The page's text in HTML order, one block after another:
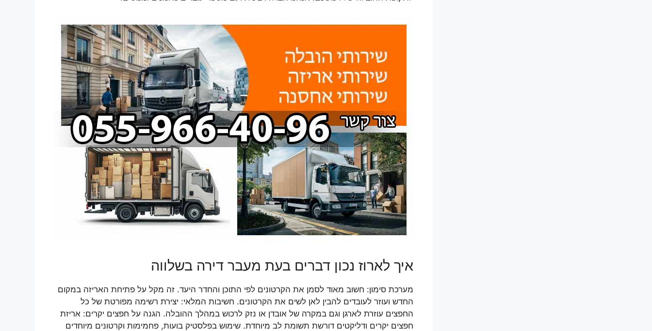
איך לארוז נכון דברים בעת מעבר דירה בשלווה
מערכת סימון: חשוב מאוד לסמן את הקרטונים לפי התוכן והחדר היעד. זה מקל על פתיחת האריזה במקום
החדש ועוזר לעובדים להבין לאן לשים את הקרטונים. חשיבות המלאי: יצירת רשימה מפורטת של כל
החפצים עוזרת לארגן וגם במקרה של אובדן או נזק לרכוש במהלך ההובלה. הגנה על חפצים יקרים: אריזת
חפצים יקרים ודליקטים דורשת תשומת לב מיוחדת. שימוש בפלסטיק בועות, פחמימות וקרטונים מיוחדים